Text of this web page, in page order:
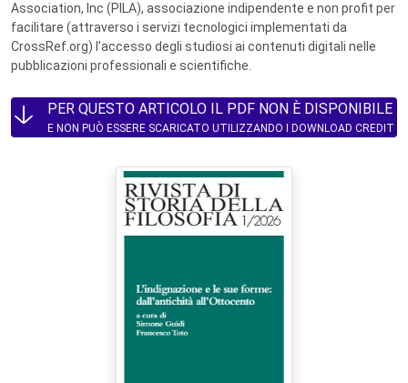
Association, Inc (PILA), associazione indipendente e non profit per
facilitare (attraverso i servizi tecnologici implementati da
CrossRef.org) l’accesso degli studiosi ai contenuti digitali nelle
pubblicazioni professionali e scientifiche.
PER QUESTO ARTICOLO IL PDF NON È DISPONIBILE
E NON PUÒ ESSERE SCARICATO UTILIZZANDO I DOWNLOAD CREDIT